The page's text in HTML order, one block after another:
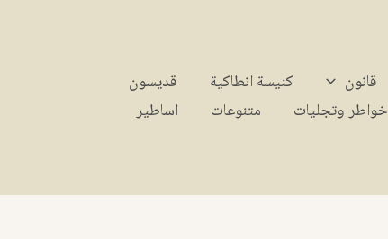
قانون كنيسة انطاكية
قديسون
خواطر وتجليات متنوعات اساطير